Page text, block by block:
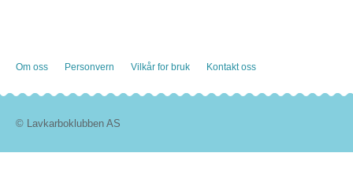
Om oss Personvern Vilkår for bruk Kontakt oss
© Lavkarboklubben AS